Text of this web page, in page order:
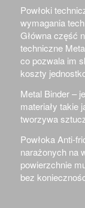
Powłoki
wymagania
Główna część
techniczne
co pozwala im
koszty
Metal Binder – j
materiały takie
tworzywa
Powłoka Anti-
narażonych na
powierzchnie
bez